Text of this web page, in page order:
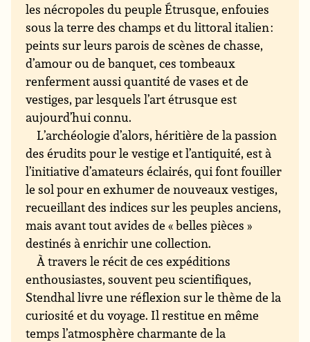
les nécropoles du peuple Étrusque, enfouies
sous la terre des champs et du littoral italien :
peints sur leurs parois de scènes de chasse,
d’amour ou de banquet, ces tombeaux
renferment aussi quantité de vases et de
vestiges, par lesquels l’art étrusque est
aujourd’hui connu.
L’archéologie d’alors, héritière de la passion
des érudits pour le vestige et l’antiquité, est à
l’initiative d’amateurs éclairés, qui font fouiller
le sol pour en exhumer de nouveaux vestiges,
recueillant des indices sur les peuples anciens,
mais avant tout avides de « belles pièces »
destinés à enrichir une collection.
À travers le récit de ces expéditions
enthousiastes, souvent peu scientifiques,
Stendhal livre une réflexion sur le thème de la
curiosité et du voyage. Il restitue en même
temps l’atmosphère charmante de la